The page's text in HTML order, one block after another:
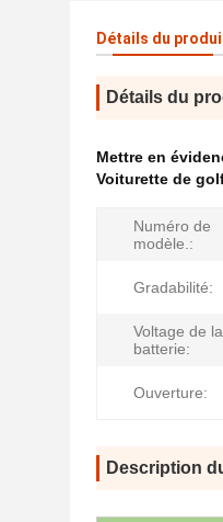
Détails du
Détails du
Mettre en
Voiturette de
Numéro de
modèle.:
Gradabilité:
Voltage de la
batterie:
Ouverture:
Description